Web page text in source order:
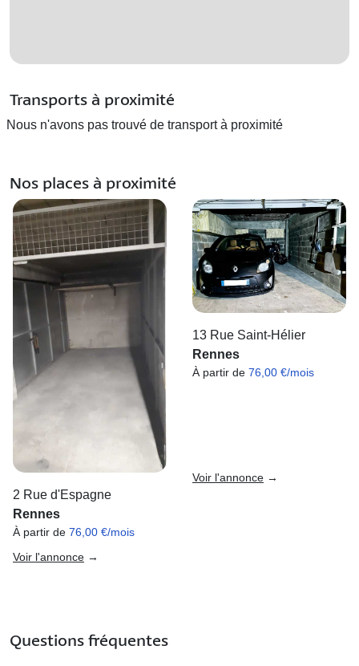
Transports à proximité
Nous n'avons pas trouvé de transport à proximité
Nos places à proximité
2 Rue d'Espagne
Rennes
À partir de 76,00 €/mois
Voir l'annonce →
13 Rue Saint-Hélier
Rennes
À partir de 76,00 €/mois
Voir l'annonce →
Questions fréquentes